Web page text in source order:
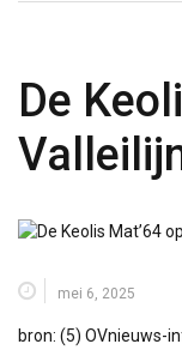
De
mei 6, 2025
bron: (5) OVnieuws-